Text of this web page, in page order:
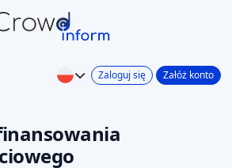
Zaloguj się Załóż konto